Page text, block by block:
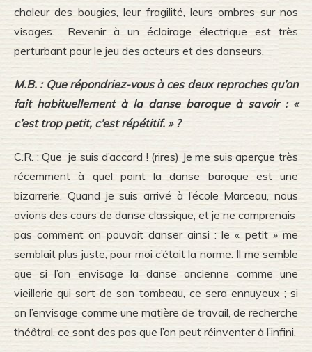
chaleur des bougies, leur fragilité, leurs ombres sur nos
visages… Revenir à un éclairage électrique est très
perturbant pour le jeu des acteurs et des danseurs.
M.B. : Que répondriez-vous à ces deux reproches qu’on
fait habituellement à la danse baroque à savoir : «
c’est trop petit, c’est répétitif. » ?
C.R. : Que je suis d’accord ! (rires) Je me suis aperçue très
récemment à quel point la danse baroque est une
bizarrerie. Quand je suis arrivé à l’école Marceau, nous
avions des cours de danse classique, et je ne comprenais
pas comment on pouvait danser ainsi : le « petit » me
semblait plus juste, pour moi c’était la norme. Il me semble
que si l’on envisage la danse ancienne comme une
vieillerie qui sort de son tombeau, ce sera ennuyeux ; si
on l’envisage comme une matière de travail, de recherche
théâtral, ce sont des pas que l’on peut réinventer à l’infini.